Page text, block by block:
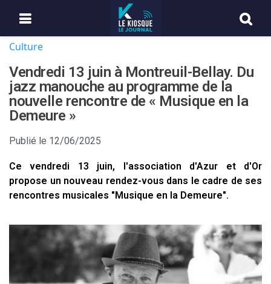
Culture
Vendredi 13 juin à Montreuil-Bellay. Du
jazz manouche au programme de la
nouvelle rencontre de « Musique en la
Demeure »
Publié le 12/06/2025
Ce vendredi 13 juin, l'association d'Azur et d'Or
propose un nouveau rendez-vous dans le cadre de ses
rencontres musicales "Musique en la Demeure".